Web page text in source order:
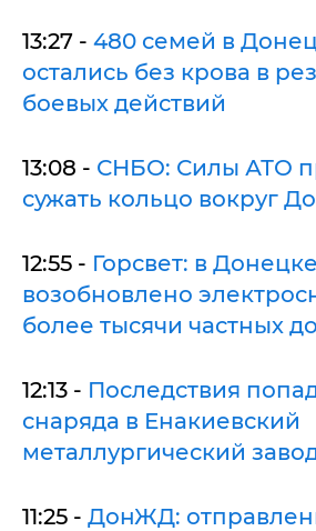
13:27 - 480 семей в
остались без крова в
боевых действий
13:08 - СНБО: Силы АТО
сужать кольцо вокруг
12:55 - Горсвет: в Донецке
возобновлено
более тысячи частных
12:13 - Последствия
снаряда в Енакиевский
металлургический
11:25 - ДонЖД: